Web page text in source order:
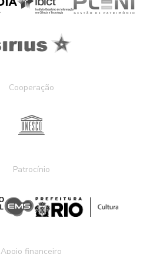
Cooperação
Patrocínio
Apoio financeiro